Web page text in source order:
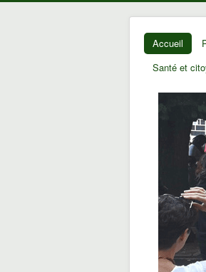
Accueil
Santé et